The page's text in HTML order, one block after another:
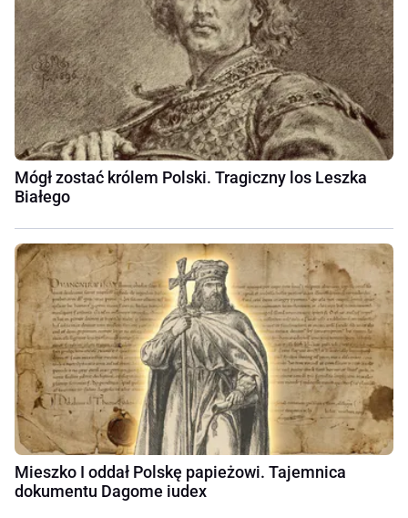
Mógł zostać królem Polski. Tragiczny los Leszka
Białego
Mieszko I oddał Polskę papieżowi. Tajemnica
dokumentu Dagome iudex